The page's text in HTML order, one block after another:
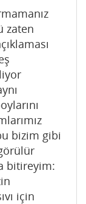
zaten
bizim gibi
bitireyim:
için